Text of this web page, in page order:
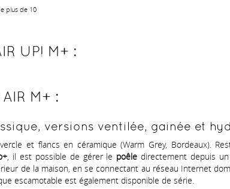
plus de 10
UP! M+ :
M+ :
versions ventilée, gainée et
et flancs en céramique (Warm Grey, Bordeaux).
, il est possible de gérer le poêledirectement depuis
de la maison, en se connectant au réseau Internet
escamotable est également disponible de série.